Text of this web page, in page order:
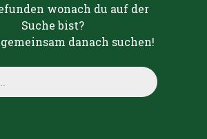
wonach du auf der
Suche bist?
danach suchen!